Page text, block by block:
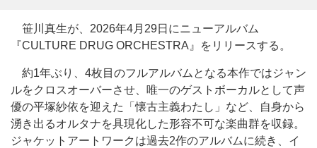
笹川真生が、2026年4月29日にニューアルバム
『CULTURE DRUG ORCHESTRA』をリリースする。
約1年ぶり、4枚目のフルアルバムとなる本作ではジャン
ルをクロスオーバーさせ、唯一のゲストボーカルとして声
優の平塚紗依を迎えた「懐古主義わたし」など、自身から
湧き出るオルタナを具現化した形容不可な楽曲群を収録。
ジャケットアートワークは過去2作のアルバムに続き、イ